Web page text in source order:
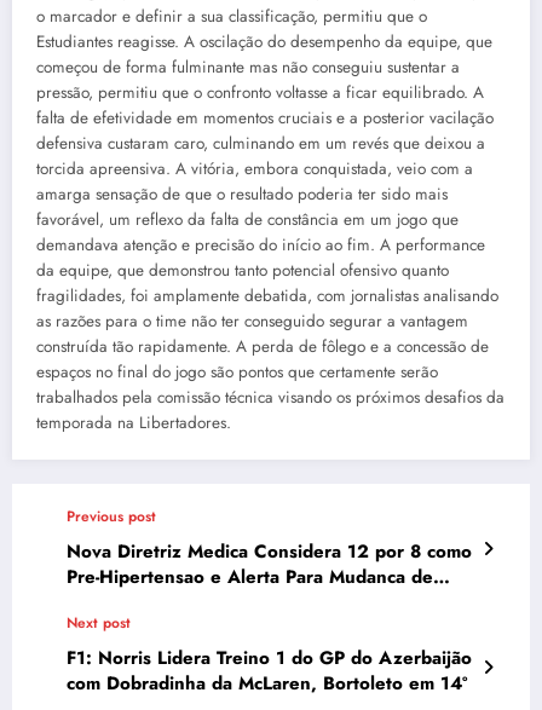
o marcador e definir a sua classificação, permitiu que o
Estudiantes reagisse. A oscilação do desempenho da equipe, que
começou de forma fulminante mas não conseguiu sustentar a
pressão, permitiu que o confronto voltasse a ficar equilibrado. A
falta de efetividade em momentos cruciais e a posterior vacilação
defensiva custaram caro, culminando em um revés que deixou a
torcida apreensiva. A vitória, embora conquistada, veio com a
amarga sensação de que o resultado poderia ter sido mais
favorável, um reflexo da falta de constância em um jogo que
demandava atenção e precisão do início ao fim. A performance
da equipe, que demonstrou tanto potencial ofensivo quanto
fragilidades, foi amplamente debatida, com jornalistas analisando
as razões para o time não ter conseguido segurar a vantagem
construída tão rapidamente. A perda de fôlego e a concessão de
espaços no final do jogo são pontos que certamente serão
trabalhados pela comissão técnica visando os próximos desafios da
temporada na Libertadores.
Previous post
Nova Diretriz Medica Considera 12 por 8 como
Pre-Hipertensao e Alerta Para Mudanca de
Next post
F1: Norris Lidera Treino 1 do GP do Azerbaijão
com Dobradinha da McLaren, Bortoleto em 14º